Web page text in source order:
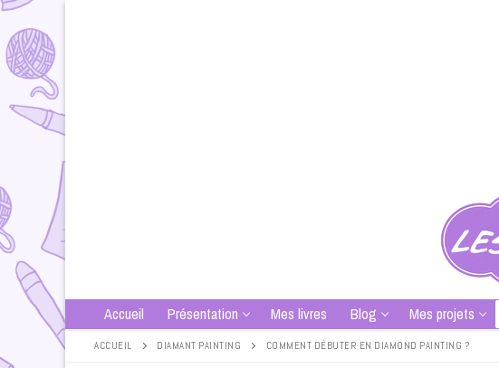
Accueil Présentation Mes livres Blog Mes projets
ACCUEIL DIAMANT PAINTING COMMENT DÉBUTER EN DIAMOND PAINTING ?